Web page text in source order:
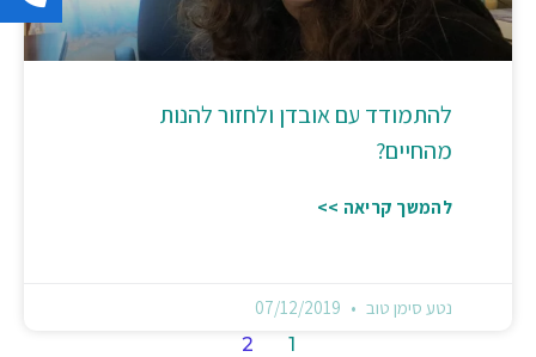
להתמודד עם אובדן ולחזור להנות
מהחיים?
להמשך קריאה >>
נטע סימן טוב
1
2